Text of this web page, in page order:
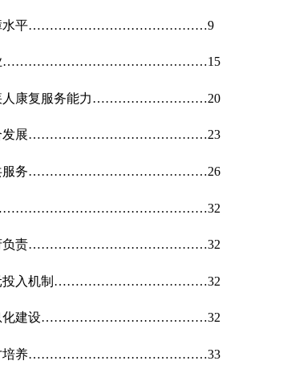
保障水平……………………………………9
业创业…………………………………………1 5
疾人康复服务能力………………………20
融合发展……………………………………23
公共服务……………………………………26
32
政府负责……………………………………32
多元投入机制………………………………32
信息化建设…………………………………32
人才培养……………………………………33